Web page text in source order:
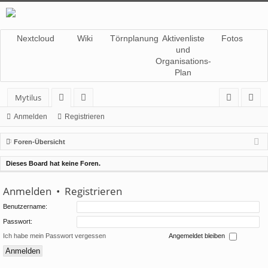
Nextcloud Wiki Törnplanung Aktivenliste
und
Organisations-
Plan
Fotos
Mytilus
or
en
itg
lie
de
r
m
el
de
ist
rie
re
Anmelden Registrieren
Foren-Übersicht
Dieses Board hat keine Foren.
Anmelden • Registrieren
Benutzername:
Passwort:
Ich habe mein Passwort vergessen Angemeldet bleiben